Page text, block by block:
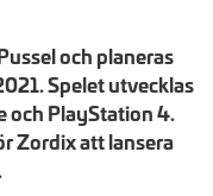
och planeras
Spelet utvecklas
och PlayStation 4.
Zordix att lansera